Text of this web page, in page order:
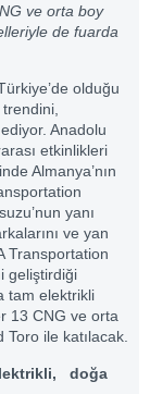
ve orta boy
de fuarda
olduğu
trendini,
Anadolu
etkinlikleri
Almanya’nın
yanı
ve yan
Transportation
geliştirdiği
tam elektrikli
13 CNG ve orta
ile katılacak.
doğa